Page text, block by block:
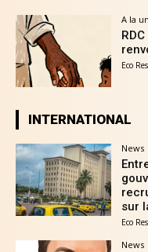
A la
Eco
INTERNATIONAL
News
sur
Eco
News